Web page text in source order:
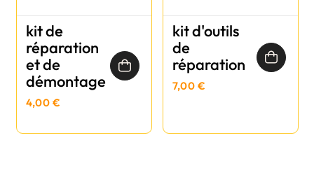
kit de
réparation
et de
démontage
4,00 €
kit d'outils
de
réparation
7,00 €